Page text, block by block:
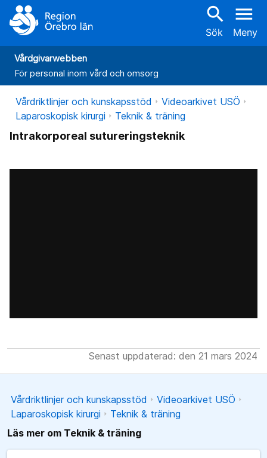
search
Sök
menu
Meny
Vårdgivarwebben
För personal inom vård och omsorg
Vårdriktlinjer och kunskapsstöd
Videoarkivet USÖ
Laparoskopisk kirurgi
Teknik & träning
Intrakorporeal sutureringsteknik
Senast uppdaterad: den 21 mars 2024
Vårdriktlinjer och kunskapsstöd
Videoarkivet USÖ
Laparoskopisk kirurgi
Teknik & träning
Läs mer om Teknik & träning